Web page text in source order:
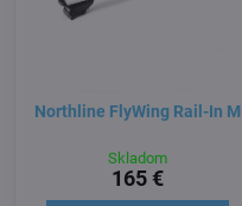
Northline FlyWing Rail-In M
Skladom
165 €